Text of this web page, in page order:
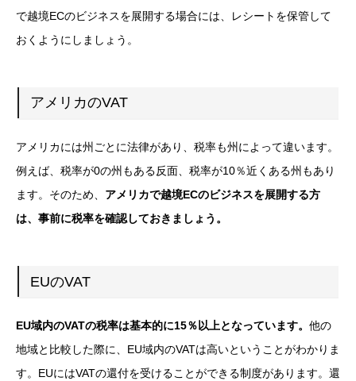
で越境ECのビジネスを展開する場合には、レシートを保管して
おくようにしましょう。
アメリカのVAT
アメリカには州ごとに法律があり、税率も州によって違います。
例えば、税率が0の州もある反面、税率が10％近くある州もあり
ます。そのため、 アメリカで越境ECのビジネスを展開する方
は、事前に税率を確認しておきましょう。
EUのVAT
EU域内のVATの税率は基本的に15％以上となっています。 他の
地域と比較した際に、EU域内のVATは高いということがわかりま
す。EUにはVATの還付を受けることができる制度があります。還